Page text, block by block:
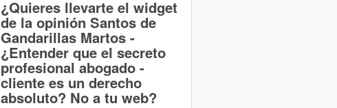
¿Quieres llevarte el widget
de la opiniónSantos de
Gandarillas Martos -
¿Entender que el secreto
profesional abogado -
cliente es un derecho
absoluto? No a tu web?